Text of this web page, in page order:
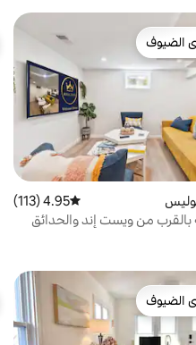
المفضّلة لدى الضيوف
الضيوف
متوسط التقييم 4.95 من 5، 113 مراجعات
4.95 (113)
بالقرب من ويست إند والحدائق
المفضّلة لدى الضيوف
الضيوف